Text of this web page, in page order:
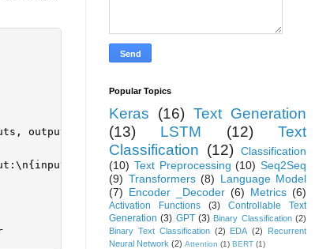
outputs):
Response:\n{output}"
Popular Topics
Keras (16) Text Generation
(13)
LSTM (12)
Text
Classification (12) Classification
(10) Text Preprocessing (10) Seq2Seq
(9) Transformers (8) Language Model
(7) Encoder _Decoder (6) Metrics (6)
Activation Functions (3)
Controllable Text
Generation (3) GPT (3) Binary Classification (2)
Binary Text Classification (2) EDA (2)
Recurrent
Neural Network (2) Attention (1) BERT (1)